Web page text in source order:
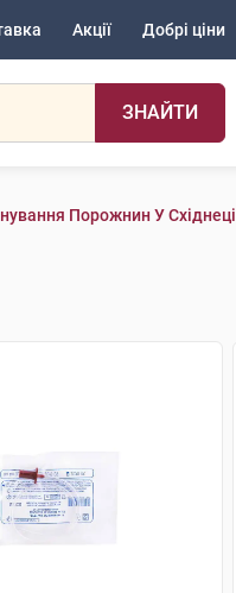
Акції Добрі ціни
ЗНАЙТИ
Порожнин У Східнеці